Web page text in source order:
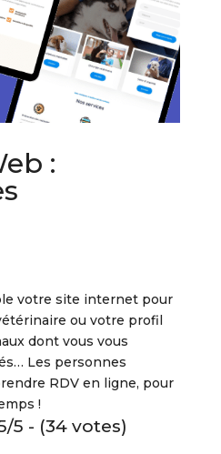
:
votre site internet pour
ou votre profil
dont vous vous
Les personnes
RDV en ligne, pour
!
5 - (34 votes)